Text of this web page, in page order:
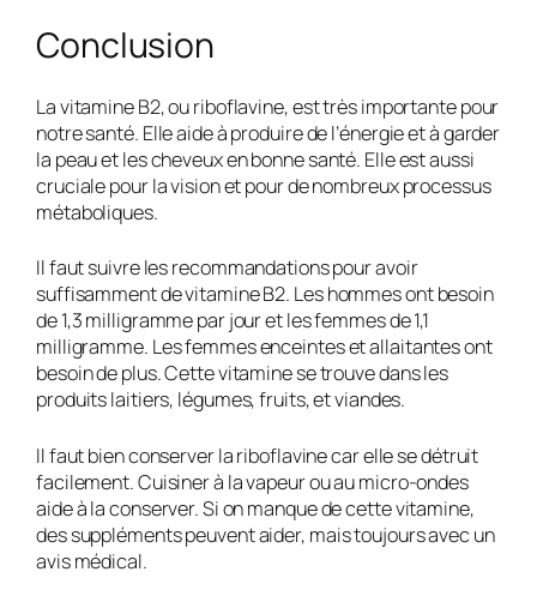
Conclusion
La vitamine B2, ou riboflavine, est très importante pour
notre santé. Elle aide à produire de l’énergie et à garder
la peau et les cheveux en bonne santé. Elle est aussi
cruciale pour la vision et pour de nombreux processus
métaboliques.
Il faut suivre les recommandations pour avoir
suffisamment de vitamine B2. Les hommes ont besoin
de 1,3 milligramme par jour et les femmes de 1,1
milligramme. Les femmes enceintes et allaitantes ont
besoin de plus. Cette vitamine se trouve dans les
produits laitiers, légumes, fruits, et viandes.
Il faut bien conserver la riboflavine car elle se détruit
facilement. Cuisiner à la vapeur ou au micro-ondes
aide à la conserver. Si on manque de cette vitamine,
des suppléments peuvent aider, mais toujours avec un
avis médical.